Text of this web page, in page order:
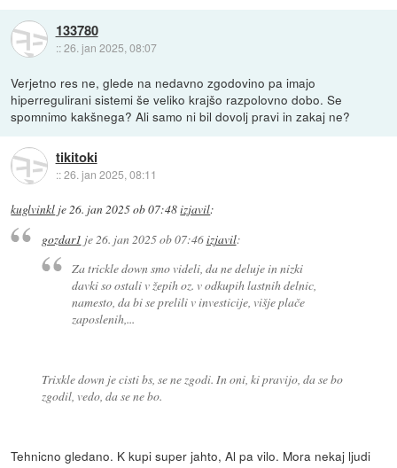
133780
::26. jan 2025, 08:07
Verjetno res ne, glede na nedavno zgodovino pa imajo
hiperregulirani sistemi še veliko krajšo razpolovno dobo. Se
spomnimo kakšnega? Ali samo ni bil dovolj pravi in zakaj ne?
tikitoki
::26. jan 2025, 08:11
kuglvinkl je26. jan 2025 ob 07:48izjavil:
gozdar1 je26. jan 2025 ob 07:46izjavil:
Za trickle down smo videli, da ne deluje in nizki
davki so ostali v žepih oz. v odkupih lastnih delnic,
namesto, da bi se prelili v investicije, višje plače
zaposlenih,...
Trixkle down je cisti bs, se ne zgodi. In oni, ki pravijo, da se bo
zgodil, vedo, da se ne bo.
Tehnicno gledano. K kupi super jahto, Al pa vilo. Mora nekaj ljudi